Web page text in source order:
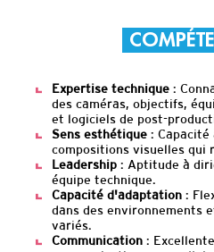
Expertise technique:
des caméras, objectifs,
et logiciels de post-
Sens esthétique: Capacité
compositions visuelles qui
Leadership: Aptitude à
équipe technique.
Capacité d'adaptation:
dans des environnements
variés.
Communication: